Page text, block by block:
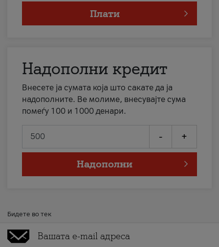
Плати
Надополни кредит
Внесете ја сумата која што сакате да ја
надополните. Ве молиме, внесувајте сума
помеѓу 100 и 1000 денари.
- +
Надополни
Бидете во тек